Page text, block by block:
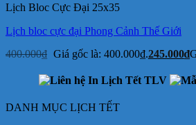
Lịch Bloc Cực Đại 25x35
Lịch bloc cực đại Phong Cảnh Thế Giới
400.000₫ Giá gốc là: 400.000₫.245.000₫
DANH MỤC LỊCH TẾT